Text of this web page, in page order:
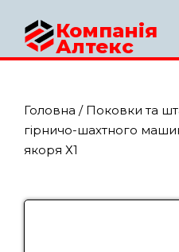
Компанія
Алтекс
Головна / Поковки та
гірничо-шахтного
якоря Х1